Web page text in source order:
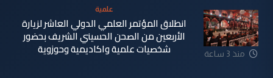
منذ 3 ساعة
علمية
انطلاق المؤتمر العلمي الدولي العاشر لزيارة
الأربعين من الصحن الحسيني الشريف بحضور
شخصيات علمية واكاديمية وحوزوية